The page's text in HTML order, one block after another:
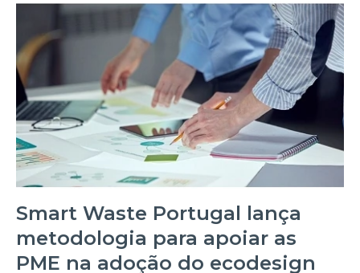
Smart Waste Portugal lança
metodologia para apoiar as
PME na adoção do ecodesign